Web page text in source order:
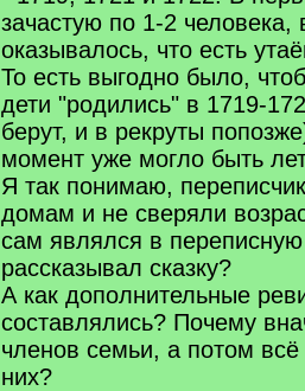
зачастую по 1-2
оказывалось, что есть
То есть выгодно было,
дети "родились" в 1719-
берут, и в рекруты
момент уже могло быть
Я так понимаю,
домам и не сверяли
сам являлся в
рассказывал сказку?
А как дополнительные
составлялись? Почему
членов семьи, а потом
них?